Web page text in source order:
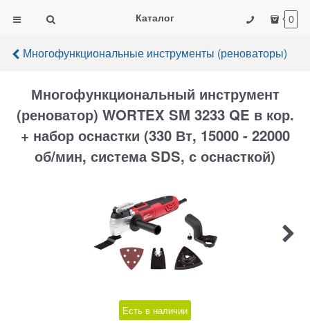
Каталог 0
Многофункциональные инструменты (реноваторы)
Многофункциональный инструмент
(реноватор) WORTEX SM 3233 QE в кор.
+ набор оснастки (330 Вт, 15000 - 22000
об/мин, система SDS, с оснасткой)
Есть в наличии